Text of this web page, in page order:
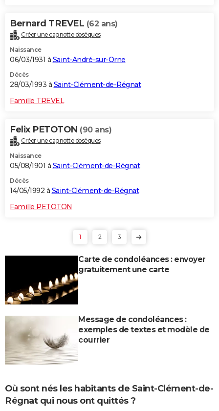
Bernard TREVEL (62 ans)
Créer une cagnotte obsèques
Naissance
06/03/1931 à Saint-André-sur-Orne
Décès
28/03/1993 à Saint-Clément-de-Régnat
Famille TREVEL
Felix PETOTON (90 ans)
Créer une cagnotte obsèques
Naissance
05/08/1901 à Saint-Clément-de-Régnat
Décès
14/05/1992 à Saint-Clément-de-Régnat
Famille PETOTON
1 2 3
Carte de condoléances : envoyer
gratuitement une carte
Message de condoléances :
exemples de textes et modèle de
courrier
Où sont nés les habitants de Saint-Clément-de-
Régnat qui nous ont quittés ?